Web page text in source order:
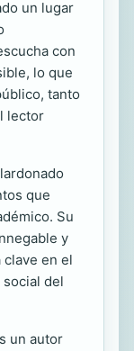
un lugar
con
lo que
tanto
lector
que
Su
y
clave en el
del
un autor